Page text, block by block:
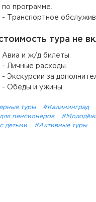
по программе.
- Транспортное
тура не
Авиа и ж/д билеты.
- Личные расходы.
- Экскурсии за
- Обеды и ужины.
туры #Калининград
пенсионеров
детьми
#Активные туры